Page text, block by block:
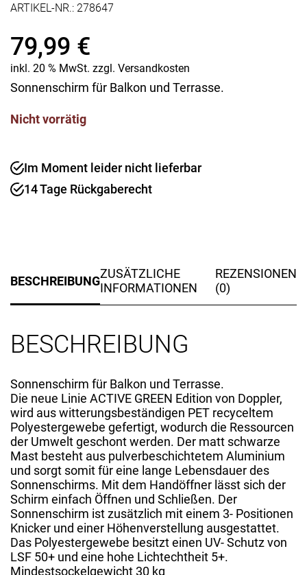
ARTIKEL-NR.: 278647
79,99 €
inkl. 20 % MwSt. zzgl. Versandkosten
Sonnenschirm für Balkon und Terrasse.
Nicht vorrätig
Im Moment leider nicht lieferbar
14 Tage Rückgaberecht
BESCHREIBUNGZUSÄTZLICHE
INFORMATIONEN
REZENSIONEN
(0)
BESCHREIBUNG
Sonnenschirm für Balkon und Terrasse.
Die neue Linie ACTIVE GREEN Edition von Doppler,
wird aus witterungsbeständigen PET recyceltem
Polyestergewebe gefertigt, wodurch die Ressourcen
der Umwelt geschont werden. Der matt schwarze
Mast besteht aus pulverbeschichtetem Aluminium
und sorgt somit für eine lange Lebensdauer des
Sonnenschirms. Mit dem Handöffner lässt sich der
Schirm einfach Öffnen und Schließen. Der
Sonnenschirm ist zusätzlich mit einem 3- Positionen
Knicker und einer Höhenverstellung ausgestattet.
Das Polyestergewebe besitzt einen UV- Schutz von
LSF 50+ und eine hohe Lichtechtheit 5+.
Mindestsockelgewicht 30 kg